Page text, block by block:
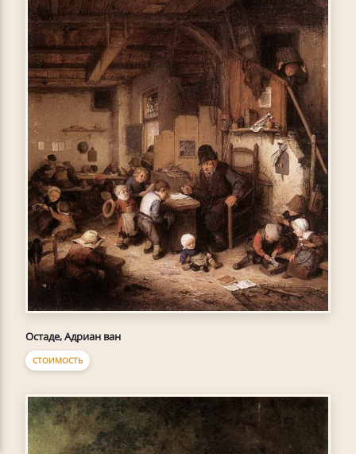
Остаде, Адриан ван
СТОИМОСТЬ